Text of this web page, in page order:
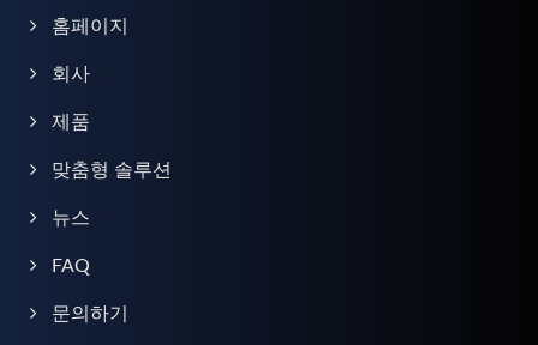
홈페이지
회사
제품
맞춤형 솔루션
뉴스
FAQ
문의하기